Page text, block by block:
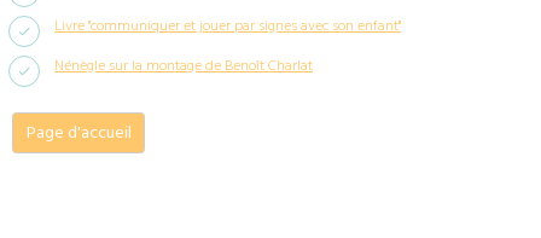
Livre "communiquer et jouer par signes avec son enfant"
Nénègle sur la montage de Benoît Charlat
Page d'accueil